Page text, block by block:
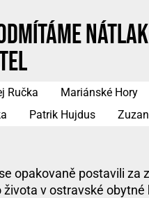
Ručka Mariánské Hory
Patrik Hujdus
opakovaně postavili za
v ostravské obytné